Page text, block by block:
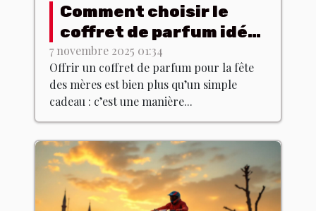
Comment choisir le
coffret de parfum idéal
pour la fête des mères
?
7 novembre 2025 01:34
Offrir un coffret de parfum pour la fête
des mères est bien plus qu’un simple
cadeau : c’est une manière...